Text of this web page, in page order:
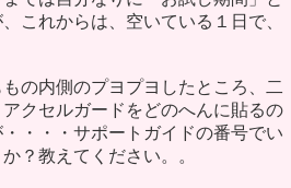
これからは、空いている１日で、
の内側のプヨプヨしたところ、二
クセルガードをどのへんに貼るの
・・・サポートガイドの番号でい
？教えてください。。